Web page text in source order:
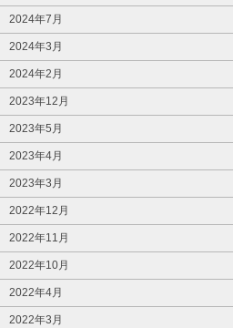
2024年7月
2024年3月
2024年2月
2023年12月
2023年5月
2023年4月
2023年3月
2022年12月
2022年11月
2022年10月
2022年4月
2022年3月